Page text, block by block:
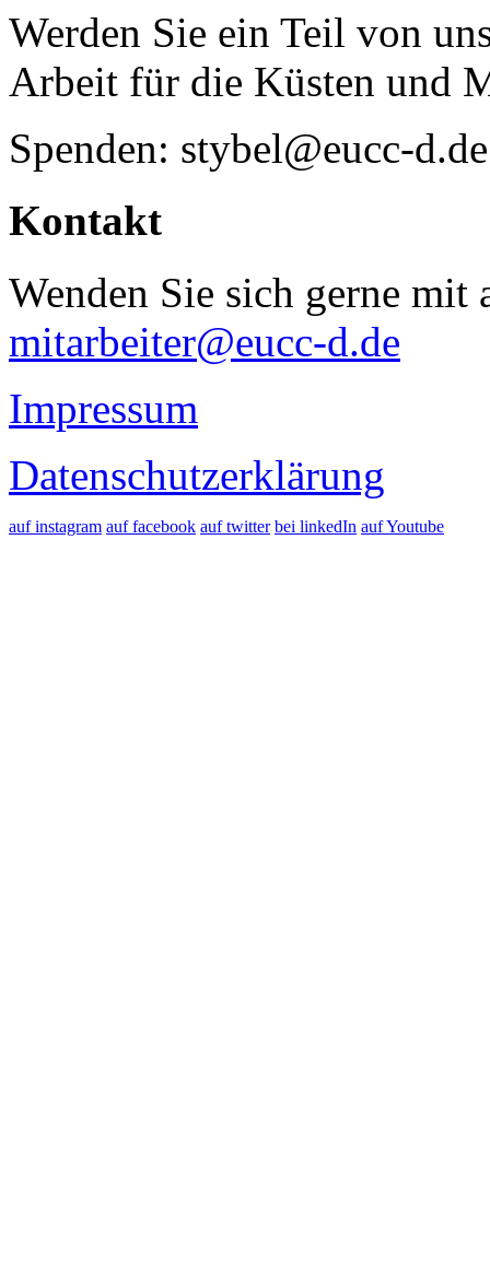
Werden Sie ein Teil von
Arbeit für die Küsten und
Spenden: stybel@eucc-d.de
Kontakt
Wenden Sie sich gerne mit
mitarbeiter@eucc-d.de
Impressum
Datenschutzerklärung
auf instagram auf facebook auf twitter bei linkedIn auf Youtube